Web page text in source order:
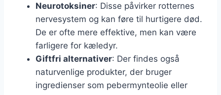
Neurotoksiner: Disse påvirker rotternes
nervesystem og kan føre til hurtigere død.
De er ofte mere effektive, men kan være
farligere for kæledyr.
Giftfri alternativer: Der findes også
naturvenlige produkter, der bruger
ingredienser som pebermynteolie eller